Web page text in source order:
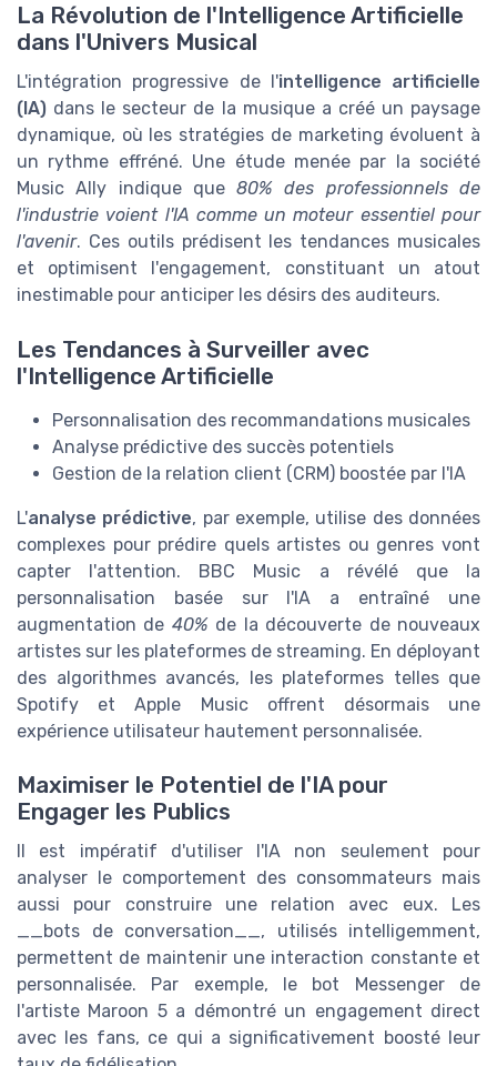
La Révolution de l'Intelligence Artificielle
dans l'Univers Musical
L'intégration progressive de l'intelligence artificielle
(IA) dans le secteur de la musique a créé un paysage
dynamique, où les stratégies de marketing évoluent à
un rythme effréné. Une étude menée par la société
Music Ally indique que80% des professionnels de
l'industrie voient l'IA comme un moteur essentiel pour
l'avenir. Ces outils prédisent les tendances musicales
et optimisent l'engagement, constituant un atout
inestimable pour anticiper les désirs des auditeurs.
Les Tendances à Surveiller avec
l'Intelligence Artificielle
Personnalisation des recommandations musicales
Analyse prédictive des succès potentiels
Gestion de la relation client (CRM) boostée par l'IA
L'analyse prédictive, par exemple, utilise des données
complexes pour prédire quels artistes ou genres vont
capter l'attention. BBC Music a révélé que la
personnalisation basée sur l'IA a entraîné une
augmentation de 40%de la découverte de nouveaux
artistes sur les plateformes de streaming. En déployant
des algorithmes avancés, les plateformes telles que
Spotify et Apple Music offrent désormais une
expérience utilisateur hautement personnalisée.
Maximiser le Potentiel de l'IA pour
Engager les Publics
Il est impératif d'utiliser l'IA non seulement pour
analyser le comportement des consommateurs mais
aussi pour construire une relation avec eux. Les
__bots de conversation__, utilisés intelligemment,
permettent de maintenir une interaction constante et
personnalisée. Par exemple, le bot Messenger de
l'artiste Maroon 5 a démontré un engagement direct
avec les fans, ce qui a significativement boosté leur